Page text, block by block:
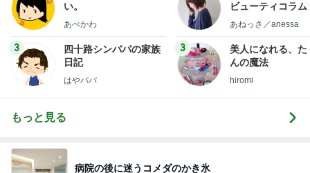
い。
あべかわ
3
四十路シンパパの家族
日記
はやパパ
ビューティコラ
little
あねっさ／anessa
3
美人になれる、た
んの魔法
hiromi
もっと見る
病院の後に迷うコメダのかき氷